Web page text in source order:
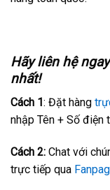
Hãy liên hệ
nhất!
Cách 1 : Đặt hàng
nhập Tên + Số điện
Cách 2: Chat với
trực tiếp qua